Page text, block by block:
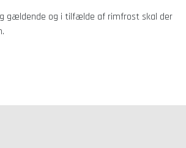
gældende og i tilfælde af rimfrost skal der